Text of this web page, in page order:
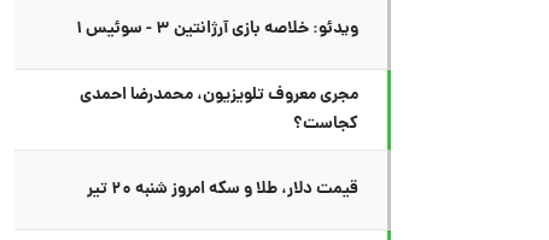
ویدئو: خلاصه بازی آرژانتین ۳ - سوئیس ۱
مجری معروف تلویزیون، محمدرضا احمدی
کجاست؟
قیمت دلار، طلا و سکه امروز شنبه ۲۰ تیر